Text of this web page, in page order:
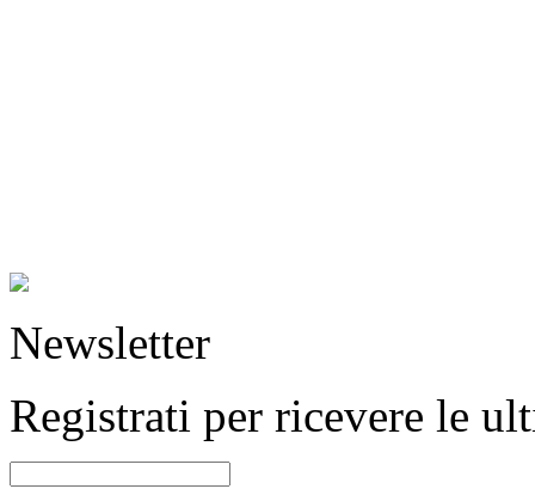
Newsletter
Registrati per ricevere le